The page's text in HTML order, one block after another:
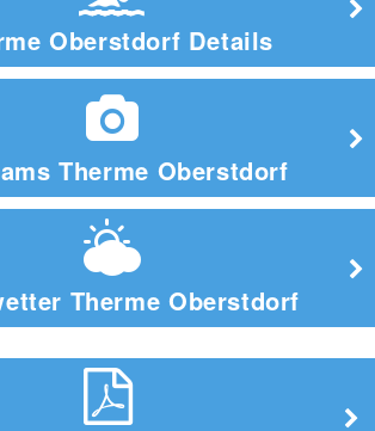
Oberstdorf Details
Therme Oberstdorf
Therme Oberstdorf